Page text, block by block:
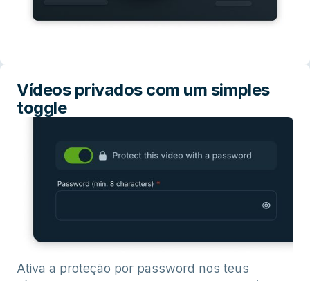
Vídeos privados com um simples
toggle
Ativa a proteção por password nos teus